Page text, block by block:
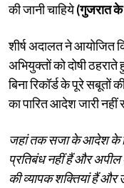
की जानी चाहिये(गुजरात के
शीर्ष अदालत ने आयोजित
अभियुक्तों को दोषी ठहराते
बिना रिकॉर्ड के पूरे सबूतों
का पारित आदेश जारी
जहां तक सजा के आदेश के
प्रतिबंध नहीं हैं और
की व्यापक शक्तियां हैं और